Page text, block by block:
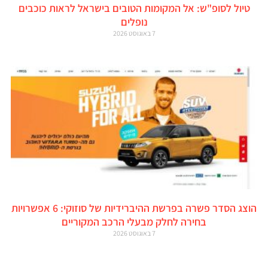
טיול לסופ"ש: אל המקומות הטובים בישראל לראות כוכבים
נופלים
7 באוגוסט 2026
הוצג הסדר פשרה בפרשת ההיברידיות של סוזוקי: 6 אפשרויות
בחירה לחלק מבעלי הרכב המקוריים
7 באוגוסט 2026